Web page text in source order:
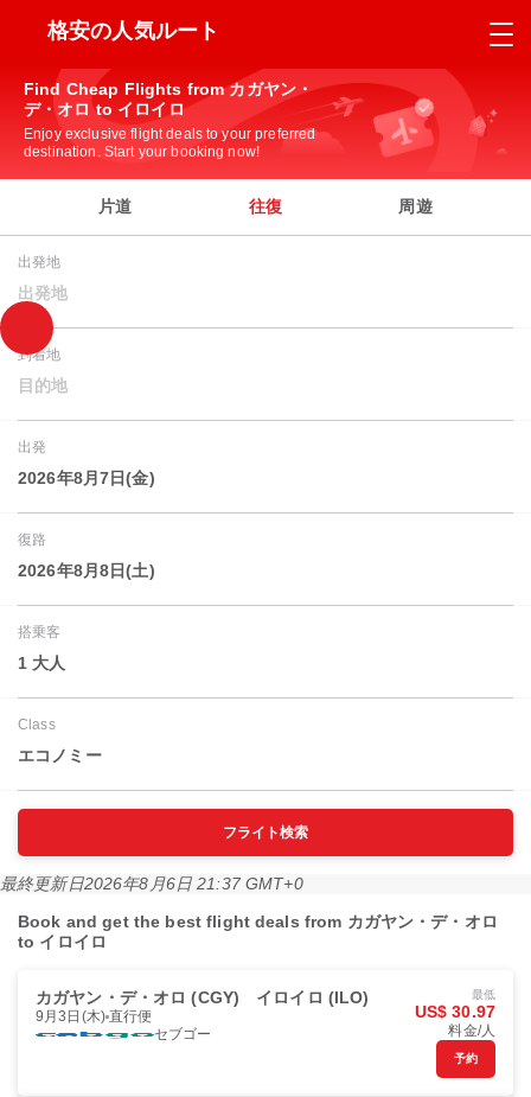
格安の人気ルート
Find Cheap Flights from カガヤン・
デ・オロ to イロイロ
Enjoy exclusive flight deals to your preferred
destination. Start your booking now!
片道 往復 周遊
出発地
出発地
到着地
目的地
出発
2026年8月7日(金)
復路
2026年8月8日(土)
搭乗客
1 大人
Class
エコノミー
フライト検索
最終更新日2026年8月6日 21:37 GMT+0
Book and get the best flight deals from カガヤン・デ・オロ
to イロイロ
カガヤン・デ・オロ (CGY) イロイロ (ILO)
9月3日(木) 直行便
セブゴー
最低
US$ 30.97
料金/人
予約